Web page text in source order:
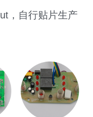
，自行贴片生产